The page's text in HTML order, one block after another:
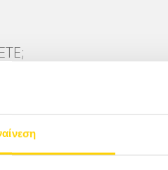
και πακέτα All